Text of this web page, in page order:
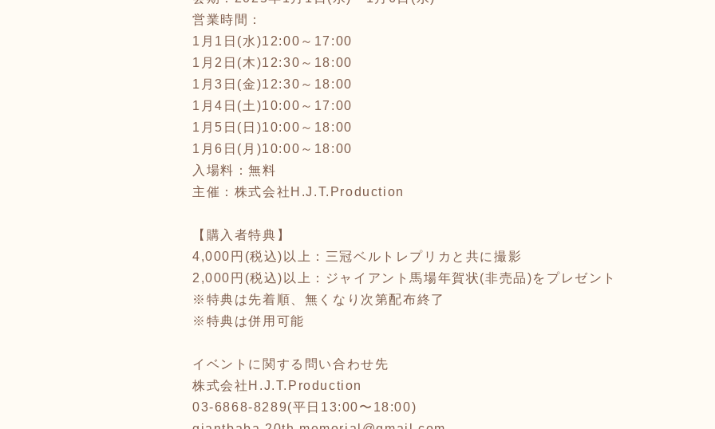
営業時間：
1月1日(水)12:00～17:00
1月2日(木)12:30～18:00
1月3日(金)12:30～18:00
1月4日(土)10:00～17:00
1月5日(日)10:00～18:00
1月6日(月)10:00～18:00
入場料：無料
主催：株式会社H.J.T.Production
【購入者特典】
4,000円(税込)以上：三冠ベルトレプリカと共に撮影
2,000円(税込)以上：ジャイアント馬場年賀状(非売品)をプレゼント
※特典は先着順、無くなり次第配布終了
※特典は併用可能
イベントに関する問い合わせ先
株式会社H.J.T.Production
03-6868-8289(平日13:00〜18:00)